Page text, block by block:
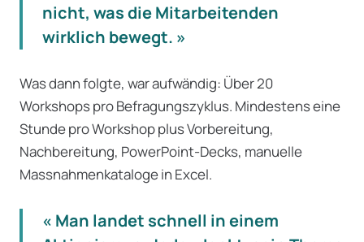
nicht, was die Mitarbeitenden
wirklich bewegt. »
Was dann folgte, war aufwändig: Über 20
Workshops pro Befragungszyklus. Mindestens eine
Stunde pro Workshop plus Vorbereitung,
Nachbereitung, PowerPoint-Decks, manuelle
Massnahmenkataloge in Excel.
« Man landet schnell in einem